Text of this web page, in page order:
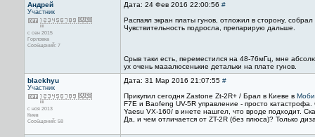
Андрeй
Участник
с сен 2015
Горловка
Сообщений: 7
Дата: 24 Фев 2016 22:00:56 #
Распаял экран платы гунов, отложил в сторону,
Чувствительность подросла, препарирую дальше.
Срыв таки есть, переместился на 48-76мГц, мне
ух очень мааалюсенькие детальки на плате гунов.
blackhyu
Участник
с ноя 2013
Киев
Сообщений: 58
Дата: 31 Мар 2016 21:07:55 #
Прикупил сегодня Zastone Zt-2R+ / Брал в Киеве в
F7E и Baofeng UV-5R управление - просто
Yaesu VX-160/ в инете нашгел, что вроде подходит.
Да, и чем отличается от ZT-2R (без плюса)? Только